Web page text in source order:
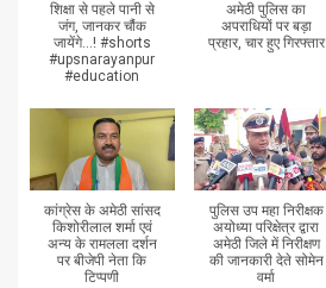
शिक्षा से पहले पानी से
जंग, जानकर चौंक
जायेंगे...! #shorts
#upsnarayanpur
#education
अमेठी पुलिस का
अपराधियों पर बड़ा
प्रहार, चार हुए गिरफ्तार
कांग्रेस के अमेठी सांसद
किशोरीलाल शर्मा एवं
अन्य के रामलला दर्शन
पर बीजेपी नेता कि
टिप्पणी
पुलिस उप महा निरीक्षक
अयोध्या परिक्षेत्र द्वारा
अमेठी जिले में निरीक्षण
की जानकारी देते सोमेन
वर्मा